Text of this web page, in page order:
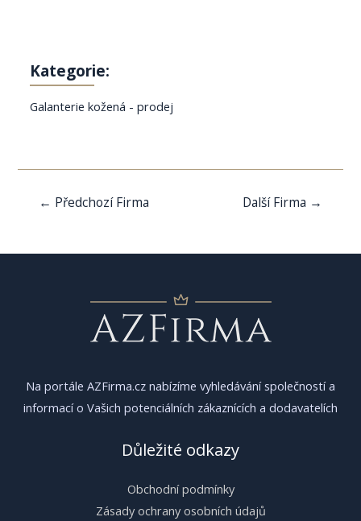
Kategorie:
Galanterie kožená - prodej
Navigace
← Předchozí Firma Další Firma →
Na portále AZFirma.cz nabízíme vyhledávání společností a
informací o Vašich potenciálních zákaznících a dodavatelích
Důležité odkazy
Obchodní podmínky
Zásady ochrany osobních údajů